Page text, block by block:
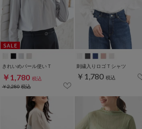
きれいめパール使いＴ
￥1,780 税込
￥2,280税込
刺繍入りロゴＴシャツ
￥1,780 税込